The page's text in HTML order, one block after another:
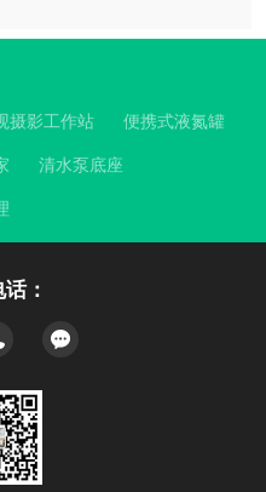
道振动频率与现场机械扰
发测量噪声。常用支架
并依据实际过热度确定是
补偿的有效性不单纯依
决于测点布置、信号同步
者有机整合，才能构建
完整补偿体系。对于饱
力呈一一对应关系。这意
或温度中的任一变量，即
摄影工作站 便携式液氮罐
清水泵底座
：